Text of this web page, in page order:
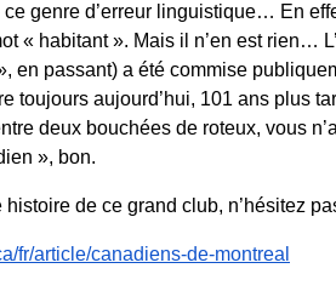
genre d’erreur linguistique… En
« habitant ». Mais il n’en est rien…
en passant) a été commise
toujours aujourd’hui, 101 ans plus
deux bouchées de roteux, vous
», bon.
de ce grand club, n’hésitez
fr/article/canadiens-de-montreal